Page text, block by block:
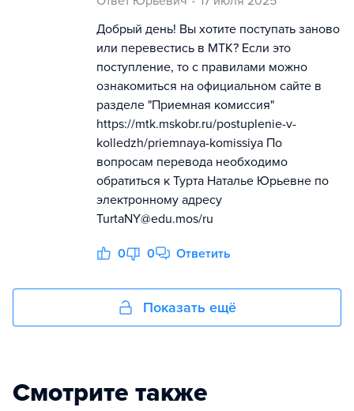
Добрый день! Вы хотите поступать заново
или перевестись в МТК? Если это
поступление, то с правилами можно
ознакомиться на официальном сайте в
разделе "Приемная комиссия"
https://mtk.mskobr.ru/postuplenie-v-
kolledzh/priemnaya-komissiya По
вопросам перевода необходимо
обратиться к Турта Наталье Юрьевне по
электронному адресу
TurtaNY@еdu.mos/ru
0 0 Ответить
Показать ещё
Смотрите также